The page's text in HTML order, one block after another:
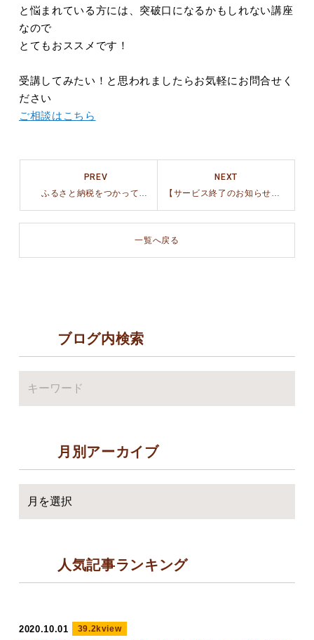
と悩まれている方には、突破口になるかもしれない講座
なので
とてもおススメです！
受講してみたい！と思われましたらお気軽にお問合せく
ださい
ご相談はこちら
NEXT
【サービス終了のお知らせ】メンタルオーガナイズセッションについて
PREV
ふるさと納税をつかってオリジナルドール服を手に入れよう
一覧へ戻る
ブログ内検索
月別アーカイブ
人気記事ランキング
2020.10.01 39.2kview